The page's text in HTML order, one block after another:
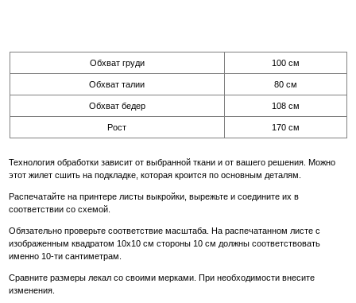
Обхват груди 100 см
Обхват талии 80 см
Обхват бедер 108 см
Рост 170 см
Технология обработки зависит от выбранной ткани и от вашего решения. Можно
этот жилет сшить на подкладке, которая кроится по основным деталям.
Распечатайте на принтере листы выкройки, вырежьте и соедините их в
соответствии со схемой.
Обязательно проверьте соответствие масштаба. На распечатанном листе с
изображенным квадратом 10х10 см стороны 10 см должны соответствовать
именно 10-ти сантиметрам.
Сравните размеры лекал со своими мерками. При необходимости внесите
изменения.